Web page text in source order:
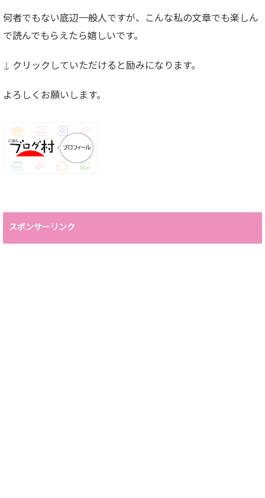
何者でもない底辺一般人ですが、こんな私の文章でも楽しん
で読んでもらえたら嬉しいです。
↓ クリックしていただけると励みになります。
よろしくお願いします。
スポンサーリンク